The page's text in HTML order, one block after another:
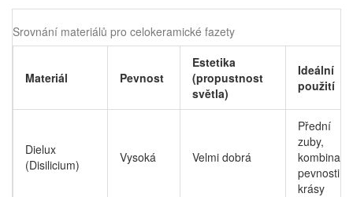
Srovnání materiálů pro celokeramické fazety
Materiál Pevnost
Estetika
(propustnost
světla)
Ideální
použití
Dielux
(Disilicium)
Vysoká Velmi dobrá
Přední
zuby,
kombinace
pevnosti a
krásy